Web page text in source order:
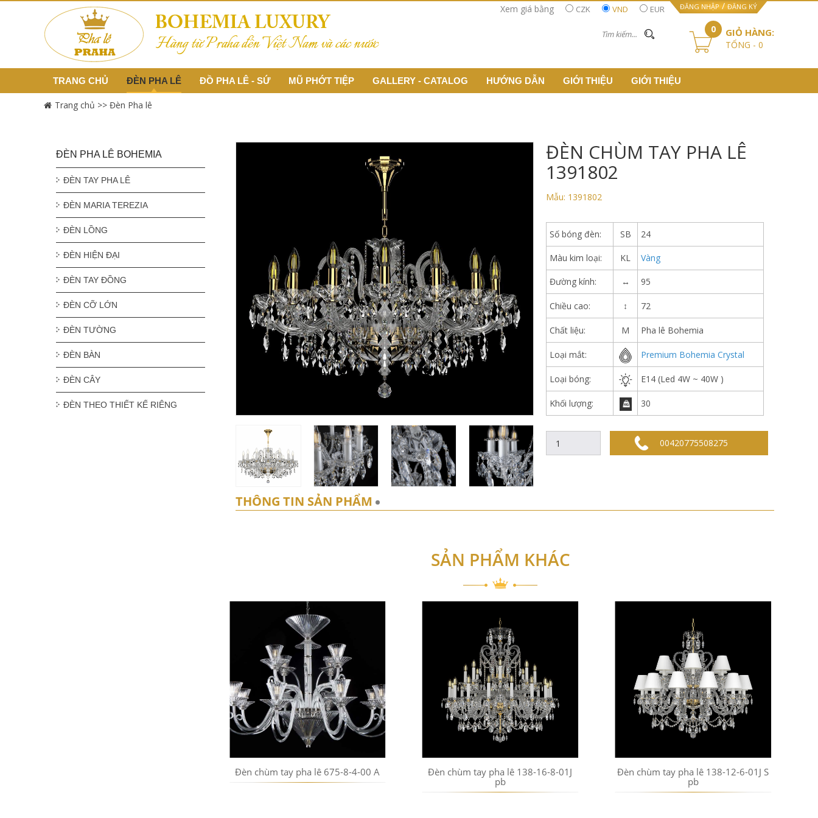
ĐĂNG NHẬP/ ĐĂNG KÝ
Xem giá bằng CZK VND EUR
0 GIỎ HÀNG:
TỔNG - 0
TRANG CHỦ ĐÈN PHA LÊ ĐỒ PHA LÊ - SỨ MŨ PHỚT TIỆP GALLERY - CATALOG HƯỚNG DẪN GIỚI THIỆU GIỚI THIỆU
Trang chủ >> Đèn Pha lê
ĐÈN PHA LÊ BOHEMIA
ĐÈN TAY PHA LÊ
ĐÈN MARIA TEREZIA
ĐÈN LỒNG
ĐÈN HIỆN ĐẠI
ĐÈN TAY ĐỒNG
ĐÈN CỠ LỚN
ĐÈN TƯỜNG
ĐÈN BÀN
ĐÈN CÂY
ĐÈN THEO THIẾT KẾ RIÊNG
ĐÈN CHÙM TAY PHA LÊ
1391802
Mẫu: 1391802
Số bóng đèn:
SB 24
Màu kim loại: KL Vàng
Đường kính: ↔ 95
Chiều cao: ↕ 72
Chất liệu: M Pha lê Bohemia
Loại mắt: Premium Bohemia Crystal
Loại bóng: E14 (Led 4W ~ 40W )
Khối lượng: 30
00420775508275
THÔNG TIN SẢN PHẨM
SẢN PHẨM KHÁC
Đèn chùm tay pha lê 675-8-4-00 A
Đèn chùm tay pha lê 138-16-8-01J
pb
Đèn chùm tay pha lê 138-12-6-01J S
pb